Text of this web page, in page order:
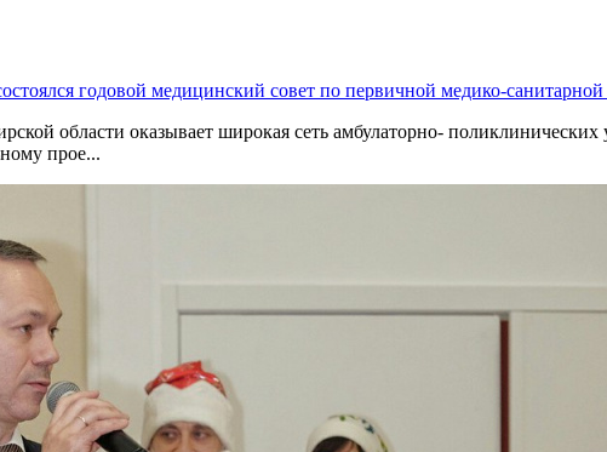
годовой медицинский совет по первичной медико-
области оказывает широкая сеть амбулаторно-
прое...